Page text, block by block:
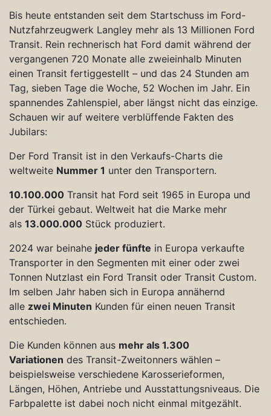
Bis heute entstanden seit dem Startschuss im Ford-
Nutzfahrzeugwerk Langley mehr als 13 Millionen Ford
Transit. Rein rechnerisch hat Ford damit während der
vergangenen 720 Monate alle zweieinhalb Minuten
einen Transit fertiggestellt – und das 24 Stunden am
Tag, sieben Tage die Woche, 52 Wochen im Jahr. Ein
spannendes Zahlenspiel, aber längst nicht das einzige.
Schauen wir auf weitere verblüffende Fakten des
Jubilars:
Der Ford Transit ist in den Verkaufs-Charts die
weltweite Nummer 1 unter den Transportern.
10.100.000 Transit hat Ford seit 1965 in Europa und
der Türkei gebaut. Weltweit hat die Marke mehr
als 13.000.000 Stück produziert.
2024 war beinahe jeder fünfte in Europa verkaufte
Transporter in den Segmenten mit einer oder zwei
Tonnen Nutzlast ein Ford Transit oder Transit Custom.
Im selben Jahr haben sich in Europa annähernd
alle zwei Minuten Kunden für einen neuen Transit
entschieden.
Die Kunden können aus mehr als 1.300
Variationen des Transit-Zweitonners wählen –
beispielsweise verschiedene Karosserieformen,
Längen, Höhen, Antriebe und Ausstattungsniveaus. Die
Farbpalette ist dabei noch nicht einmal mitgezählt.